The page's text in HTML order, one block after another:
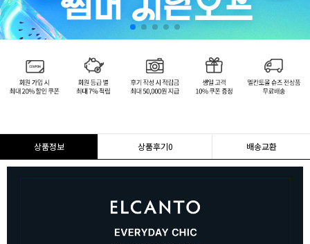
상품정보 상품후기0 배송교환